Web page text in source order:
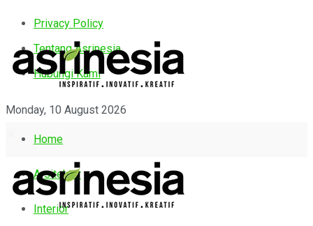
Privacy Policy
Tentang Asrinesia
Hubungi Kami
Monday, 10 August 2026
Home
Arsitektur
Interior